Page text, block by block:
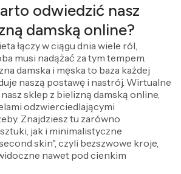
odwiedzić nasz
damską online?
łączy w ciągu dnia wiele ról,
musi nadążać za tym tempem.
damska i męska to baza każdej
naszą postawę i nastrój. Wirtualne
sklep z bielizną damską online,
odzwierciedlającymi
Znajdziesz tu zarówno
jak i minimalistyczne
skin", czyli bezszwowe kroje,
nawet pod cienkim